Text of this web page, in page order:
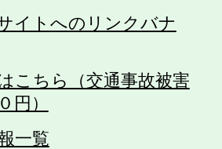
イトへのリンクバナ
こちら（交通事故被害
円）
一覧